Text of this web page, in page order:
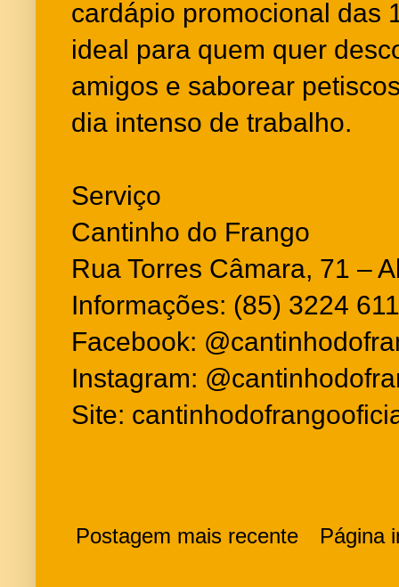
cardápio promocional das
ideal para quem quer
amigos e saborear
dia intenso de trabalho.
Serviço
Cantinho do Frango
Rua Torres Câmara, 71 –
Informações: (85) 3224
Facebook:
Instagram:
Site:
Postagem mais recente Página